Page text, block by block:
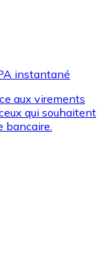
instantané
aux virements
qui souhaitent
bancaire.